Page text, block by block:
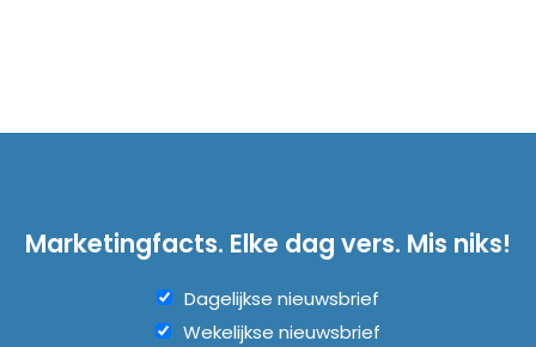
Marketingfacts. Elke dag vers. Mis niks!
Dagelijkse nieuwsbrief
Wekelijkse nieuwsbrief